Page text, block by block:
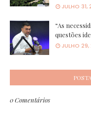
JULHO 31,
“As
questões
JULHO
0 Comentários